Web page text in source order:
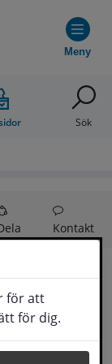
för att
för dig.
Meny
Sök
Kontakt
och